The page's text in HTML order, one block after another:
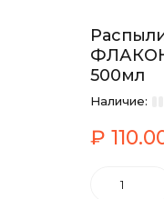
500мл
Наличие:
₽